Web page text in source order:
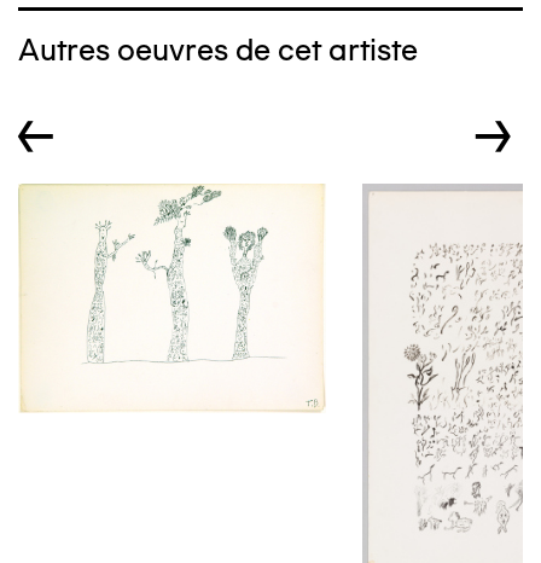
Autres oeuvres de cet artiste
← →